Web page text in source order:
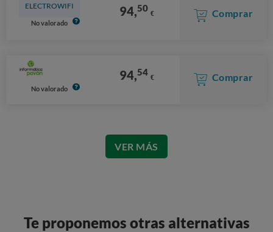
ELECTROWIFI
No valorado
94,50 € Comprar
No valorado
94,54 € Comprar
VER MÁS
Te proponemos otras alternativas